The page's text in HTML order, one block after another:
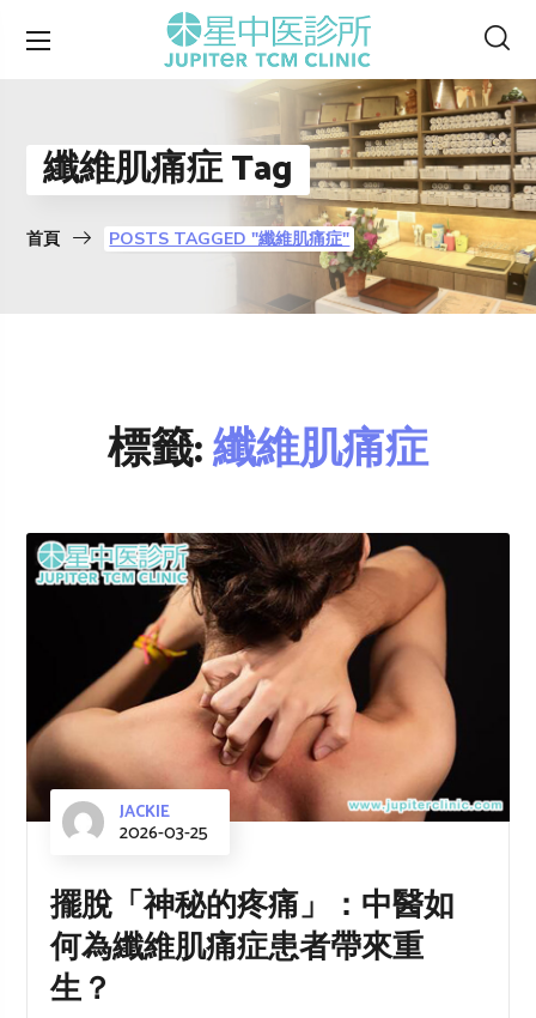
纖維肌痛症 Tag
首頁 POSTS TAGGED "纖維肌痛症"
標籤:纖維肌痛症
JACKIE
2026-03-25
擺脫「神秘的疼痛」：中醫如
何為纖維肌痛症患者帶來重
生？